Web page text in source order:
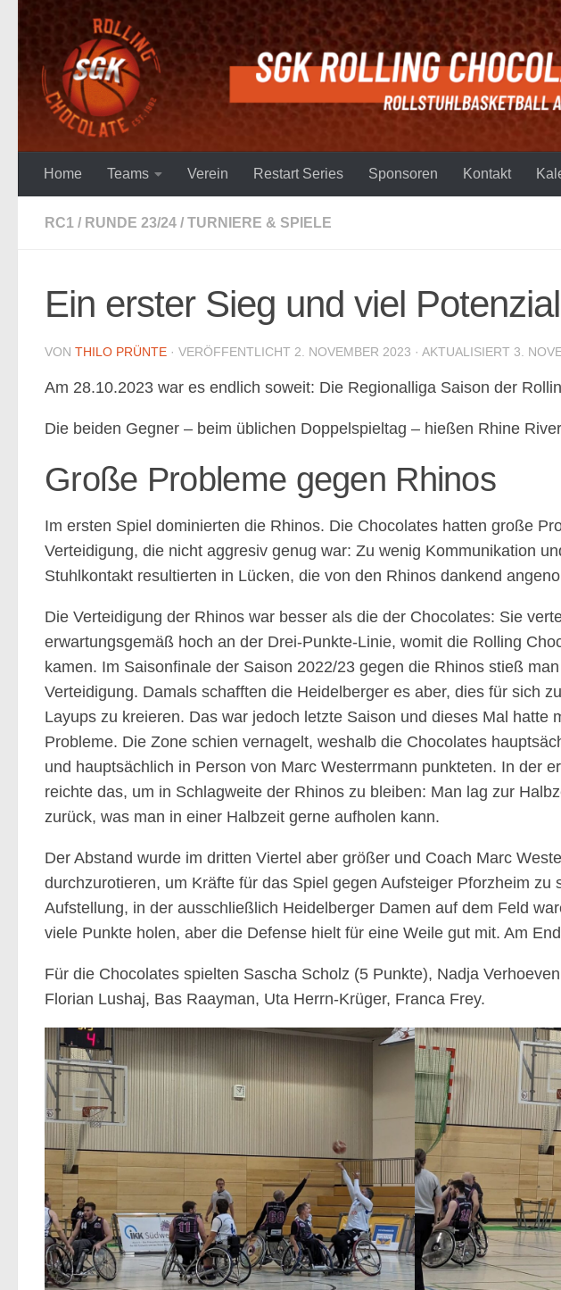
Unter dem Inhalt
Home Teams Verein Restart Series Sponsoren Kontakt
RC1 / RUNDE 23/24 / TURNIERE & SPIELE
Ein erster Sieg und viel
VON THILO PRÜNTE · VERÖFFENTLICHT 2. NOVEMBER 2023 · AKTUALISIERT 3.
Am 28.10.2023 war es endlich soweit: Die Regionalliga Saison der
Die beiden Gegner – beim üblichen Doppelspieltag – hießen Rhine
Große Probleme gegen Rhinos
Im ersten Spiel dominierten die Rhinos. Die Chocolates hatten große
Verteidigung, die nicht aggresiv genug war: Zu wenig Kommunikation
Stuhlkontakt resultierten in Lücken, die von den Rhinos dankend
Die Verteidigung der Rhinos war besser als die der Chocolates: Sie
erwartungsgemäß hoch an der Drei-Punkte-Linie, womit die Rolling
kamen. Im Saisonfinale der Saison 2022/23 gegen die Rhinos stieß
Verteidigung. Damals schafften die Heidelberger es aber, dies für sich
Layups zu kreieren. Das war jedoch letzte Saison und dieses Mal hatte
Probleme. Die Zone schien vernagelt, weshalb die Chocolates
und hauptsächlich in Person von Marc Westerrmann punkteten. In der
reichte das, um in Schlagweite der Rhinos zu bleiben: Man lag zur
zurück, was man in einer Halbzeit gerne aufholen kann.
Der Abstand wurde im dritten Viertel aber größer und Coach Marc
durchzurotieren, um Kräfte für das Spiel gegen Aufsteiger Pforzheim
Aufstellung, in der ausschließlich Heidelberger Damen auf dem Feld
viele Punkte holen, aber die Defense hielt für eine Weile gut mit. Am
Für die Chocolates spielten Sascha Scholz (5 Punkte), Nadja
Florian Lushaj, Bas Raayman, Uta Herrn-Krüger, Franca Frey.